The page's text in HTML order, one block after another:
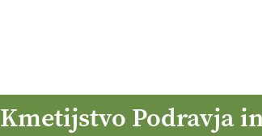
Kmetijstvo Podravja